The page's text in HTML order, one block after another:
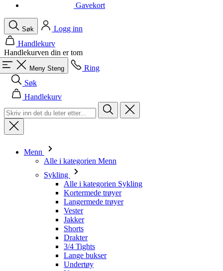
Handlekurven din er tom
Meny Steng
Søk
Handlekurv
Menn
Alle i kategorien Menn
Langermede trøyer
Vester
Jakker
Shorts
Drakter
3/4 Tights
Lange bukser
Undertøy
Varmere
Caps
Hansker
Sokker
Tilbehør